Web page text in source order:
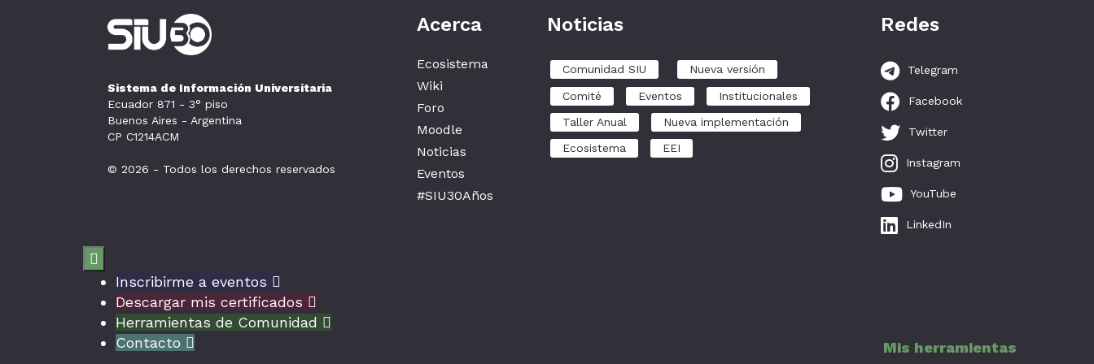
Sistema de Información Universitaria
Ecuador 871 - 3° piso
Buenos Aires - Argentina
CP C1214ACM
© 2026 - Todos los derechos reservados
Acerca
Ecosistema
Wiki
Foro
Moodle
Noticias
Eventos
#SIU30Años
Noticias
Comunidad SIU Nueva versión
Comité Eventos
Institucionales
Taller Anual
Nueva implementación
Ecosistema
EEI
Redes
Telegram
Facebook
Twitter
Instagram
YouTube
LinkedIn
Mis herramientas

Inscribirme a eventos 
Descargar mis certificados 
Herramientas de Comunidad 
Contacto 